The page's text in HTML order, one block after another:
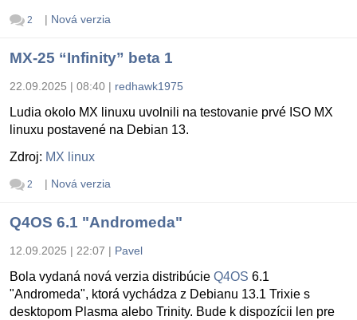
2 | Nová verzia
MX-25 “Infinity” beta 1
22.09.2025 | 08:40 | redhawk1975
Ludia okolo MX linuxu uvolnili na testovanie prvé ISO MX
linuxu postavené na Debian 13.
Zdroj: MX linux
2 | Nová verzia
Q4OS 6.1 "Andromeda"
12.09.2025 | 22:07 | Pavel
Bola vydaná nová verzia distribúcie Q4OS 6.1
"Andromeda", ktorá vychádza z Debianu 13.1 Trixie s
desktopom Plasma alebo Trinity. Bude k dispozícii len pre